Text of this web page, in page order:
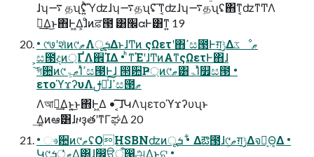
ɺʮ࠷ தʯʢ͍ͪ͞Ύ͏ʣɺʮ࠷தʯʢ͞ ͳ͔ʣɺʮ࠷தʯʢ΋ͳ͔ʣͳͲΛ
۠ผ͢Δ͜ͱ΋Ͱ͖Δ͕ɺͦͷਫ਼౓ ͸׬ᘳͰ͸ͳ͍ 19
• ୯७ʹશͯͷ୯ޠΛूܭ͢ΔͱɺͲͷ ςΩετʹ΋ߴස౓Ͱग़ݱ͢Δػೳޠ
͕ස౓දͷ্ҐΛ઎ΊΔ • ͪͳΈʹɺͲͷΑ͏ͳςΩετͰ΋ɺ
͘͝গ਺ͷ୯ޠ͕ۃΊͯߴස౓Ͱɺ ൒਺Ҏ্ͷ୯ޠ͸ۃΊͯ௿ස౓ •
ετοϓϫʔυΛࢦఆͯ͠ɺߴස౓ޠ
Λআ֎͢Δͱ͍͏͜ͱ΋Ͱ͖Δ • ͔͠͠ɺԿΛʮετοϓϫʔυʯͱ
͢Δ͔ͷఆٛ͸ɺዞҙతʹͳΓಘΔ 20
• ෳ਺ͷ୯ޠʢOHSBNʣͷूܭ • ͋Δఔ౓ɺ୯ޠ͕ग़ݱ͢Δจ຺͕Θ͔Δ •
Կ୯ޠͣͭूܭ͢Δ͔͸ɺ෼ੳऀ͕൑அ͢Δ͜ͱ͕ଟ͍ •